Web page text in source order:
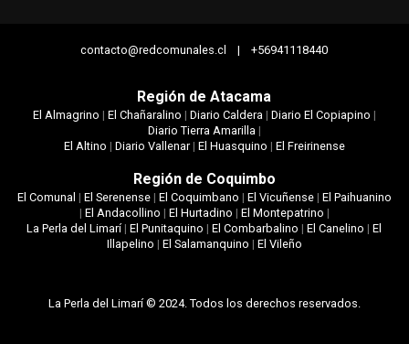
contacto@redcomunales.cl | +56941118440
Región de Atacama
El Almagrino | El Chañaralino | Diario Caldera| Diario El Copiapino |
Diario Tierra Amarilla|
El Altino | Diario Vallenar| El Huasquino | El Freirinense
Región de Coquimbo
El Comunal | El Serenense| El Coquimbano | El Vicuñense| El Paihuanino
| El Andacollino | El Hurtadino | El Montepatrino |
La Perla del Limarí|El Punitaquino |El Combarbalino |El Canelino |El
Illapelino | El Salamanquino | El Vileño
La Perla del Limarí © 2024. Todos los derechos reservados.